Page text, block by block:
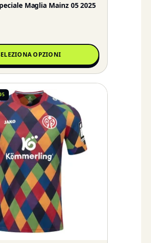
Maglia Mainz 05 2025
OPZIONI